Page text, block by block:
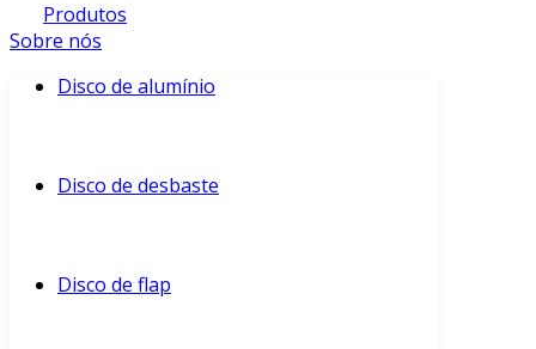
Produtos
Sobre nós
Disco de alumínio
Disco de desbaste
Disco de flap